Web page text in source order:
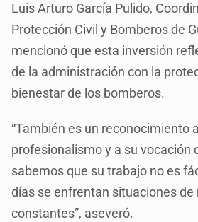
Luis Arturo García Pulido,
Protección Civil y Bomberos de
mencionó que esta inversión
de la administración con la
bienestar de los bomberos.
“También es un reconocimiento
profesionalismo y a su vocación
sabemos que su trabajo no es
días se enfrentan situaciones de
constantes”, aseveró.